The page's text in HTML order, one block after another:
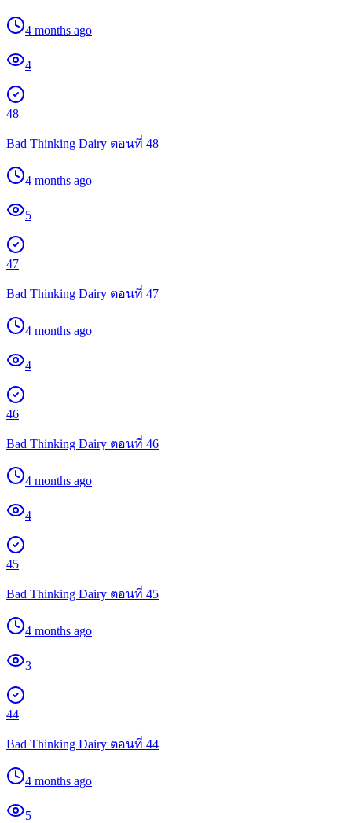
4 months ago
4
48
Bad Thinking Dairy ตอนที่ 48
4 months ago
5
47
Bad Thinking Dairy ตอนที่ 47
4 months ago
4
46
Bad Thinking Dairy ตอนที่ 46
4 months ago
4
45
Bad Thinking Dairy ตอนที่ 45
4 months ago
3
44
Bad Thinking Dairy ตอนที่ 44
4 months ago
5